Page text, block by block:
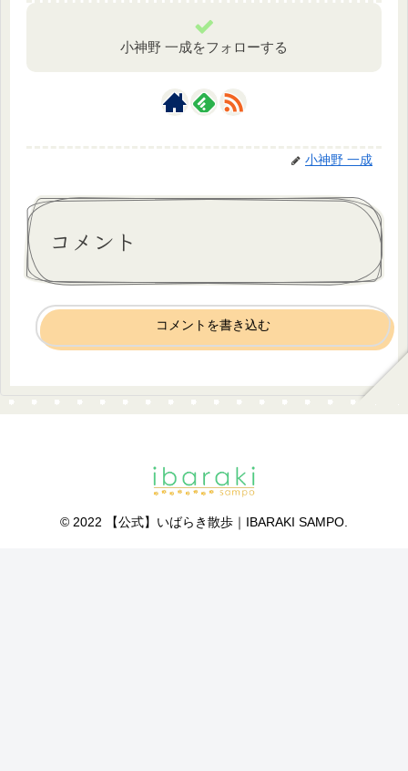
小神野 一成をフォローする
小神野 一成
コメント
コメントを書き込む
© 2022 【公式】いばらき散歩｜IBARAKI SAMPO.